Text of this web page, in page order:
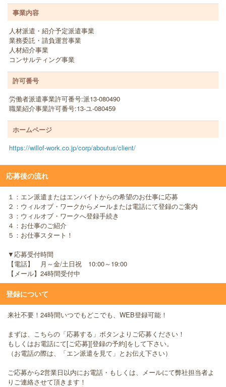
事業内容
人材派遣・紹介予定派遣事業
業務委託・請負運営事業
人材紹介事業
コンサルティング事業
許可番号
労働者派遣事業許可番号:派13-080490
職業紹介事業許可番号:13-ユ-080459
ホームページ
https://willof-work.co.jp/corp/aboutus/client/
応募後の流れ
１：エン派遣またはエンバイトからの希望のお仕事に応募
２：ウィルオブ・ワークからメールまたは電話にて登録のご案内
３：ウィルオブ・ワークへ登録手続き
４：お仕事のご紹介
５：お仕事スタート！
▼応募受付時間
【電話】 月～金/土日祝 10:00～19:00
【メール】24時間受付中
登録について
来社不要！24時間いつでもどこでも、WEB登録可能！
まずは、こちらの「応募する」ボタンよりご応募ください！
もしくはお電話にて[ご応募][登録の予約]をして下さい。
（お電話の際は、「エン派遣を見て」とお伝え下さい）
ご応募から2営業日以内にお電話・もしくは、メールにて弊社担当者よ
りご連絡させて頂きます！